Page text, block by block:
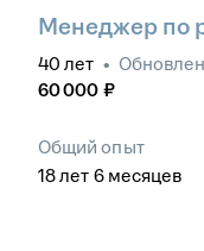
Менеджер по
40 лет •
60 000 ₽
Общий опыт
18лет 6 месяцев